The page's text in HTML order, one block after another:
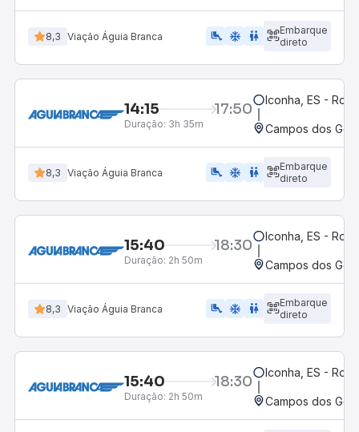
8,3 Viação Águia Branca airline_seat_legroom_extra ac_unit WC
Embarque
direto
14:15 17:50
Duração: 3h 35m
Iconha, ES -
Campos dos
8,3 Viação Águia Branca airline_seat_legroom_extra ac_unit WC
Embarque
direto
15:40 18:30
Duração: 2h 50m
Iconha, ES -
Campos dos
8,3 Viação Águia Branca airline_seat_legroom_extra ac_unit WC
Embarque
direto
15:40 18:30
Duração: 2h 50m
Iconha, ES -
Campos dos